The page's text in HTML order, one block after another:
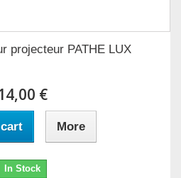
projecteur PATHE LUX
€
More
In Stock